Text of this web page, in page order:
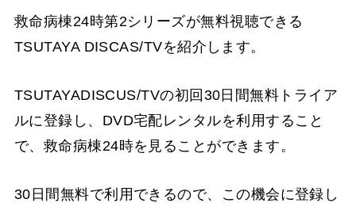
救命病棟24時第2シリーズが無料視聴できる
TSUTAYA DISCAS/TVを紹介します。
TSUTAYADISCUS/TVの初回30日間無料トライア
ルに登録し、DVD宅配レンタルを利用すること
で、救命病棟24時を見ることができます。
30日間無料で利用できるので、この機会に登録し